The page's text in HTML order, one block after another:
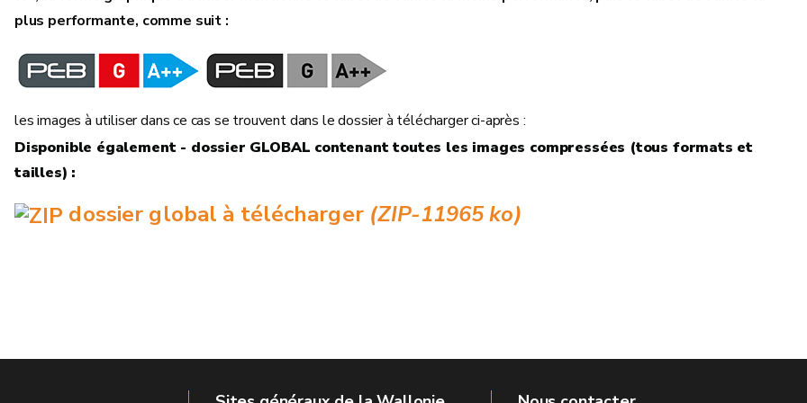
plus performante, comme suit :
les images à utiliser dans ce cas se trouvent dans le dossier à télécharger ci-après :
Disponible également - dossier GLOBAL contenant toutes les images compressées (tous formats et
tailles) :
dossier global à télécharger(ZIP-11965 ko)